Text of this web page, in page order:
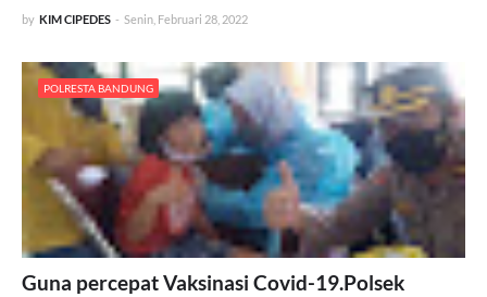
by KIM CIPEDES - Senin, Februari 28, 2022
POLRESTA BANDUNG
Guna percepat Vaksinasi Covid-19.Polsek